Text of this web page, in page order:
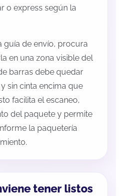
o express según la
guía de envío, procura
en una zona visible del
barras debe quedar
sin cinta encima que
facilita el escaneo,
del paquete y permite
la paquetería
tener listos